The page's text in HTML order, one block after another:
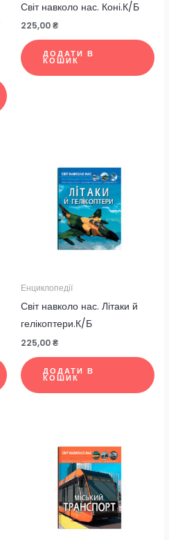
Світ навколо нас. Коні.К/Б
225,00₴
ДОДАТИ В
КОШИК
Енциклопедії
Світ навколо нас. Літаки й
гелікоптери.К/Б
225,00₴
ДОДАТИ В
КОШИК